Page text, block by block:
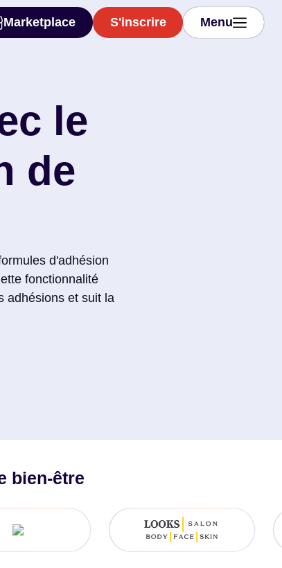
Marketplace S'inscrire Menu
le
de
d'adhésion
fonctionnalité
adhésions et suit la
bien-être